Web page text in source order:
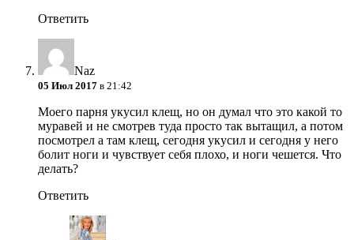
Ответить
Naz
05 Июл 2017 в 21:42
Моего парня укусил клещ, но он думал что это какой то
муравей и не смотрев туда просто так вытащил, а потом
посмотрел а там клещ, сегодня укусил и сегодня у него
болит ноги и чувствует себя плохо, и ноги чешется. Что
делать?
Ответить